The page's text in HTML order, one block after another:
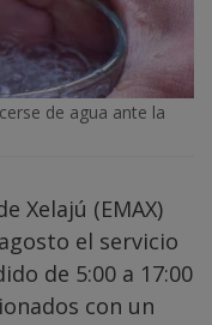
de agua ante la
Xelajú (EMAX)
el servicio
de 5:00 a 17:00
con un